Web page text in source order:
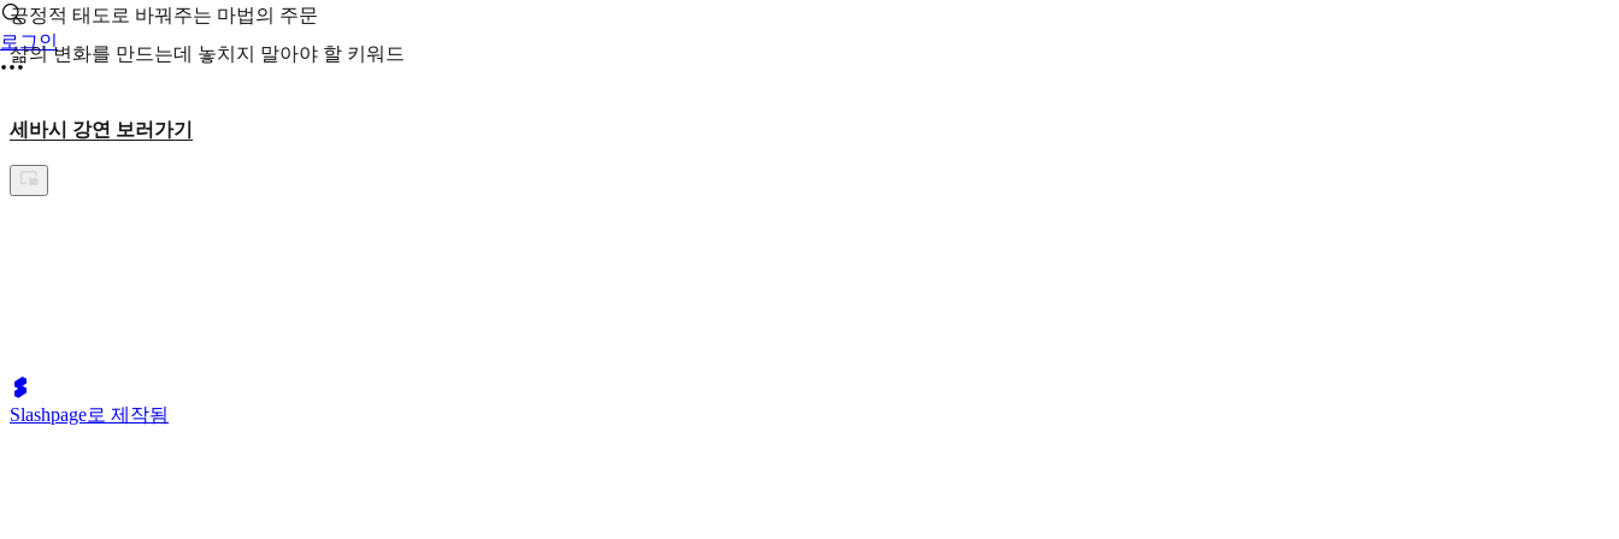
로그인
긍정적 태도로 바꿔주는 마법의 주문
삶의 변화를 만드는데 놓치지 말아야 할 키워드
세바시 강연 보러가기
Slashpage로 제작됨